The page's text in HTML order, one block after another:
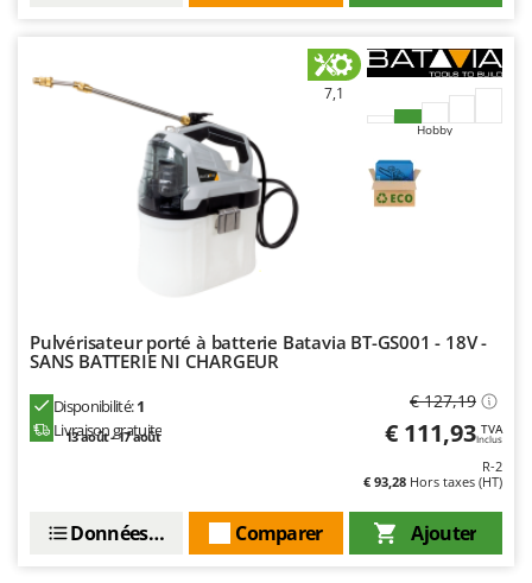
7,1
Hobby
Pulvérisateur porté à batterie Batavia BT-GS001 - 18V -
SANS BATTERIE NI CHARGEUR
Disponibilité:1
Livraison gratuite
13 août - 17 août
€ 127,19
€ 111,93 TVA
Inclus
R-2
€ 93,28 Hors taxes (HT)
Ajouter
Comparer
Données techniques